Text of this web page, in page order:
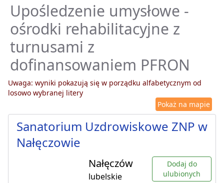
Upośledzenie umysłowe -
ośrodki rehabilitacyjne z
turnusami z
dofinansowaniem PFRON
Uwaga: wyniki pokazują się w porządku alfabetycznym od
losowo wybranej litery
Pokaż na mapie
Sanatorium Uzdrowiskowe ZNP w
Nałęczowie
Nałęczów
lubelskie
Dodaj do
ulubionych